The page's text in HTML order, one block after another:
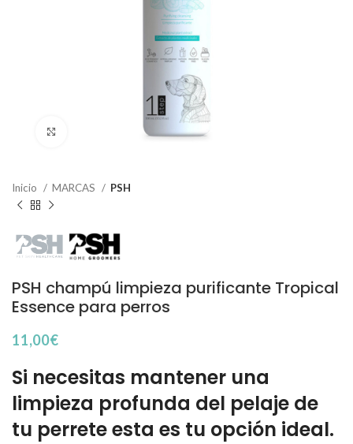
Haga Click para agrandar
Inicio MARCAS PSH
PSH champú limpieza purificante Tropical
Essence para perros
11,00€
Si necesitas mantener una
limpieza profunda del pelaje de
tu perrete esta es tu opción ideal.